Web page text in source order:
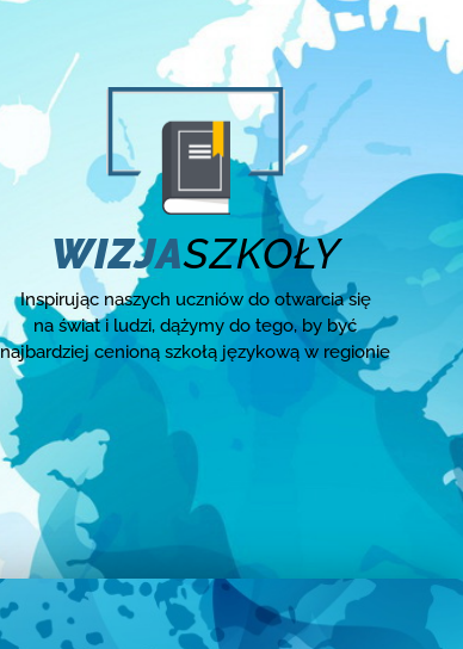
WIZJASZKOŁY
Inspirując naszych uczniów do otwarcia się
na świat i ludzi, dążymy do tego, by być
najbardziej cenioną szkołą językową w regionie